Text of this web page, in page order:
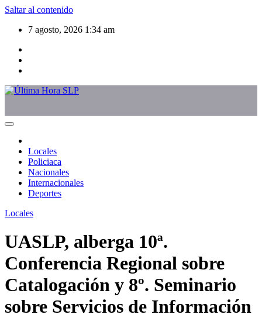
Saltar al contenido
7 agosto, 2026 1:34 am
Locales
Policiaca
Nacionales
Internacionales
Deportes
Locales
UASLP, alberga 10ª.
Conferencia Regional sobre
Catalogación y 8º. Seminario
sobre Servicios de Información